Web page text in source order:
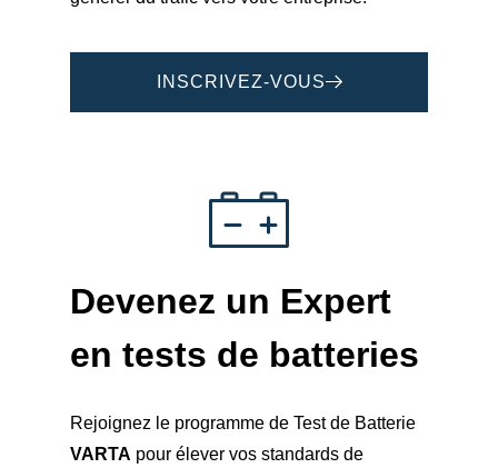
INSCRIVEZ-VOUS
Devenez un Expert
en tests de batteries
Rejoignez le programme de Test de Batterie
VARTA pour élever vos standards de